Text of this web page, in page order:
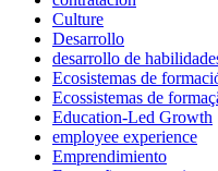
Culture
Desarrollo
desarrollo de
Ecosistemas de
Ecossistemas de
Education-Led Growth
employee experience
Emprendimiento